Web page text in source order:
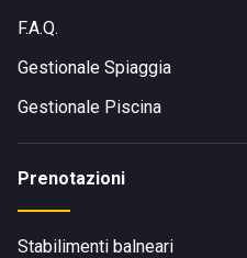
F.A.Q.
Gestionale Spiaggia
Gestionale Piscina
Prenotazioni
Stabilimenti balneari